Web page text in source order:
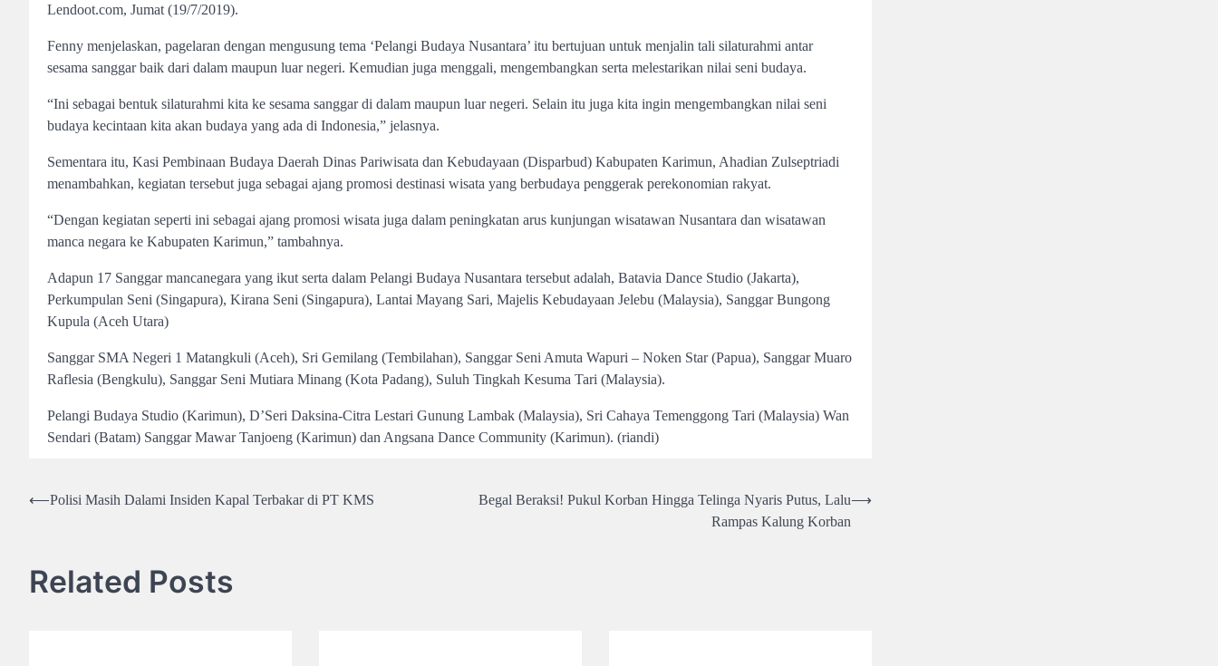
Lendoot.com, Jumat (19/7/2019).
Fenny menjelaskan, pagelaran dengan mengusung tema ‘Pelangi Budaya Nusantara’ itu bertujuan untuk menjalin tali silaturahmi antar
sesama sanggar baik dari dalam maupun luar negeri. Kemudian juga menggali, mengembangkan serta melestarikan nilai seni budaya.
“Ini sebagai bentuk silaturahmi kita ke sesama sanggar di dalam maupun luar negeri. Selain itu juga kita ingin mengembangkan nilai seni
budaya kecintaan kita akan budaya yang ada di Indonesia,” jelasnya.
Sementara itu, Kasi Pembinaan Budaya Daerah Dinas Pariwisata dan Kebudayaan (Disparbud) Kabupaten Karimun, Ahadian Zulseptriadi
menambahkan, kegiatan tersebut juga sebagai ajang promosi destinasi wisata yang berbudaya penggerak perekonomian rakyat.
“Dengan kegiatan seperti ini sebagai ajang promosi wisata juga dalam peningkatan arus kunjungan wisatawan Nusantara dan wisatawan
manca negara ke Kabupaten Karimun,” tambahnya.
Adapun 17 Sanggar mancanegara yang ikut serta dalam Pelangi Budaya Nusantara tersebut adalah, Batavia Dance Studio (Jakarta),
Perkumpulan Seni (Singapura), Kirana Seni (Singapura), Lantai Mayang Sari, Majelis Kebudayaan Jelebu (Malaysia), Sanggar Bungong
Kupula (Aceh Utara)
Sanggar SMA Negeri 1 Matangkuli (Aceh), Sri Gemilang (Tembilahan), Sanggar Seni Amuta Wapuri – Noken Star (Papua), Sanggar Muaro
Raflesia (Bengkulu), Sanggar Seni Mutiara Minang (Kota Padang), Suluh Tingkah Kesuma Tari (Malaysia).
Pelangi Budaya Studio (Karimun), D’Seri Daksina-Citra Lestari Gunung Lambak (Malaysia), Sri Cahaya Temenggong Tari (Malaysia) Wan
Sendari (Batam) Sanggar Mawar Tanjoeng (Karimun) dan Angsana Dance Community (Karimun). (riandi)
Post
⟵Polisi Masih Dalami Insiden Kapal Terbakar di PT KMS
Begal Beraksi! Pukul Korban Hingga Telinga Nyaris Putus, Lalu
Rampas Kalung Korban
⟶
Related Posts